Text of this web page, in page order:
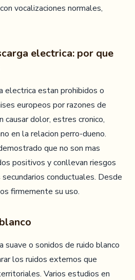
vocalizaciones normales,
electrica: por que
electrica estan prohibidos o
europeos por razones de
causar dolor, estres cronico,
en la relacion perro-dueno.
que no son mas
positivos y conllevan riesgos
conductuales. Desde
firmemente su uso.
suave o sonidos de ruido blanco
los ruidos externos que
Varios estudios en